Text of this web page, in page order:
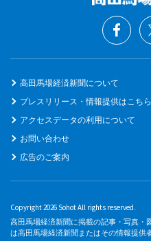
高田馬場経済新聞について
プレスリリース・情報提供はこち
アクセスデータの利用について
お問い合わせ
広告のご案内
Copyright 2026 Sohot All rights reserved.
高田馬場経済新聞に掲載の記事・写真・
は高田馬場経済新聞またはその情報提供